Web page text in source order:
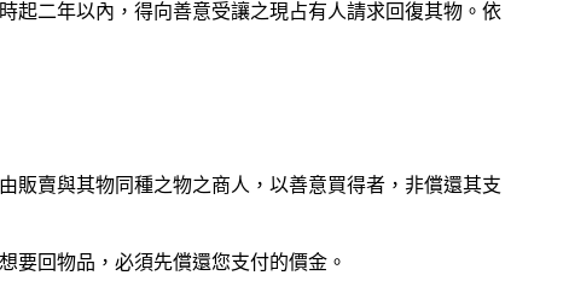
起二年以內，得向善意受讓之現占有人請求回復其物。依
販賣與其物同種之物之商人，以善意買得者，非償還其支
要回物品，必須先償還您支付的價金。